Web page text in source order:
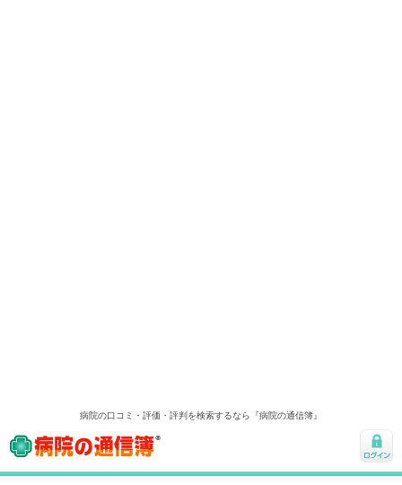
病院の口コミ・評価・評判を検索するなら『病院の通信簿』
病院の通信簿
ログ